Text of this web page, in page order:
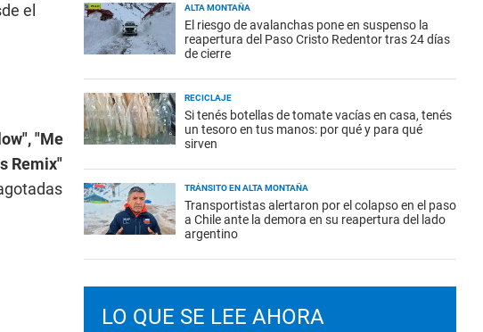
el
"Me
Remix"
ALTA MONTAÑA
El riesgo de avalanchas pone en suspenso la
reapertura del Paso Cristo Redentor tras 24 días
de cierre
RECICLAJE
Si tenés botellas de tomate vacías en casa, tenés
un tesoro en tus manos: por qué y para qué
sirven
TRÁNSITO EN ALTA MONTAÑA
Transportistas alertaron por el colapso en el paso
a Chile ante la demora en su reapertura del lado
argentino
LO QUE SE LEE AHORA